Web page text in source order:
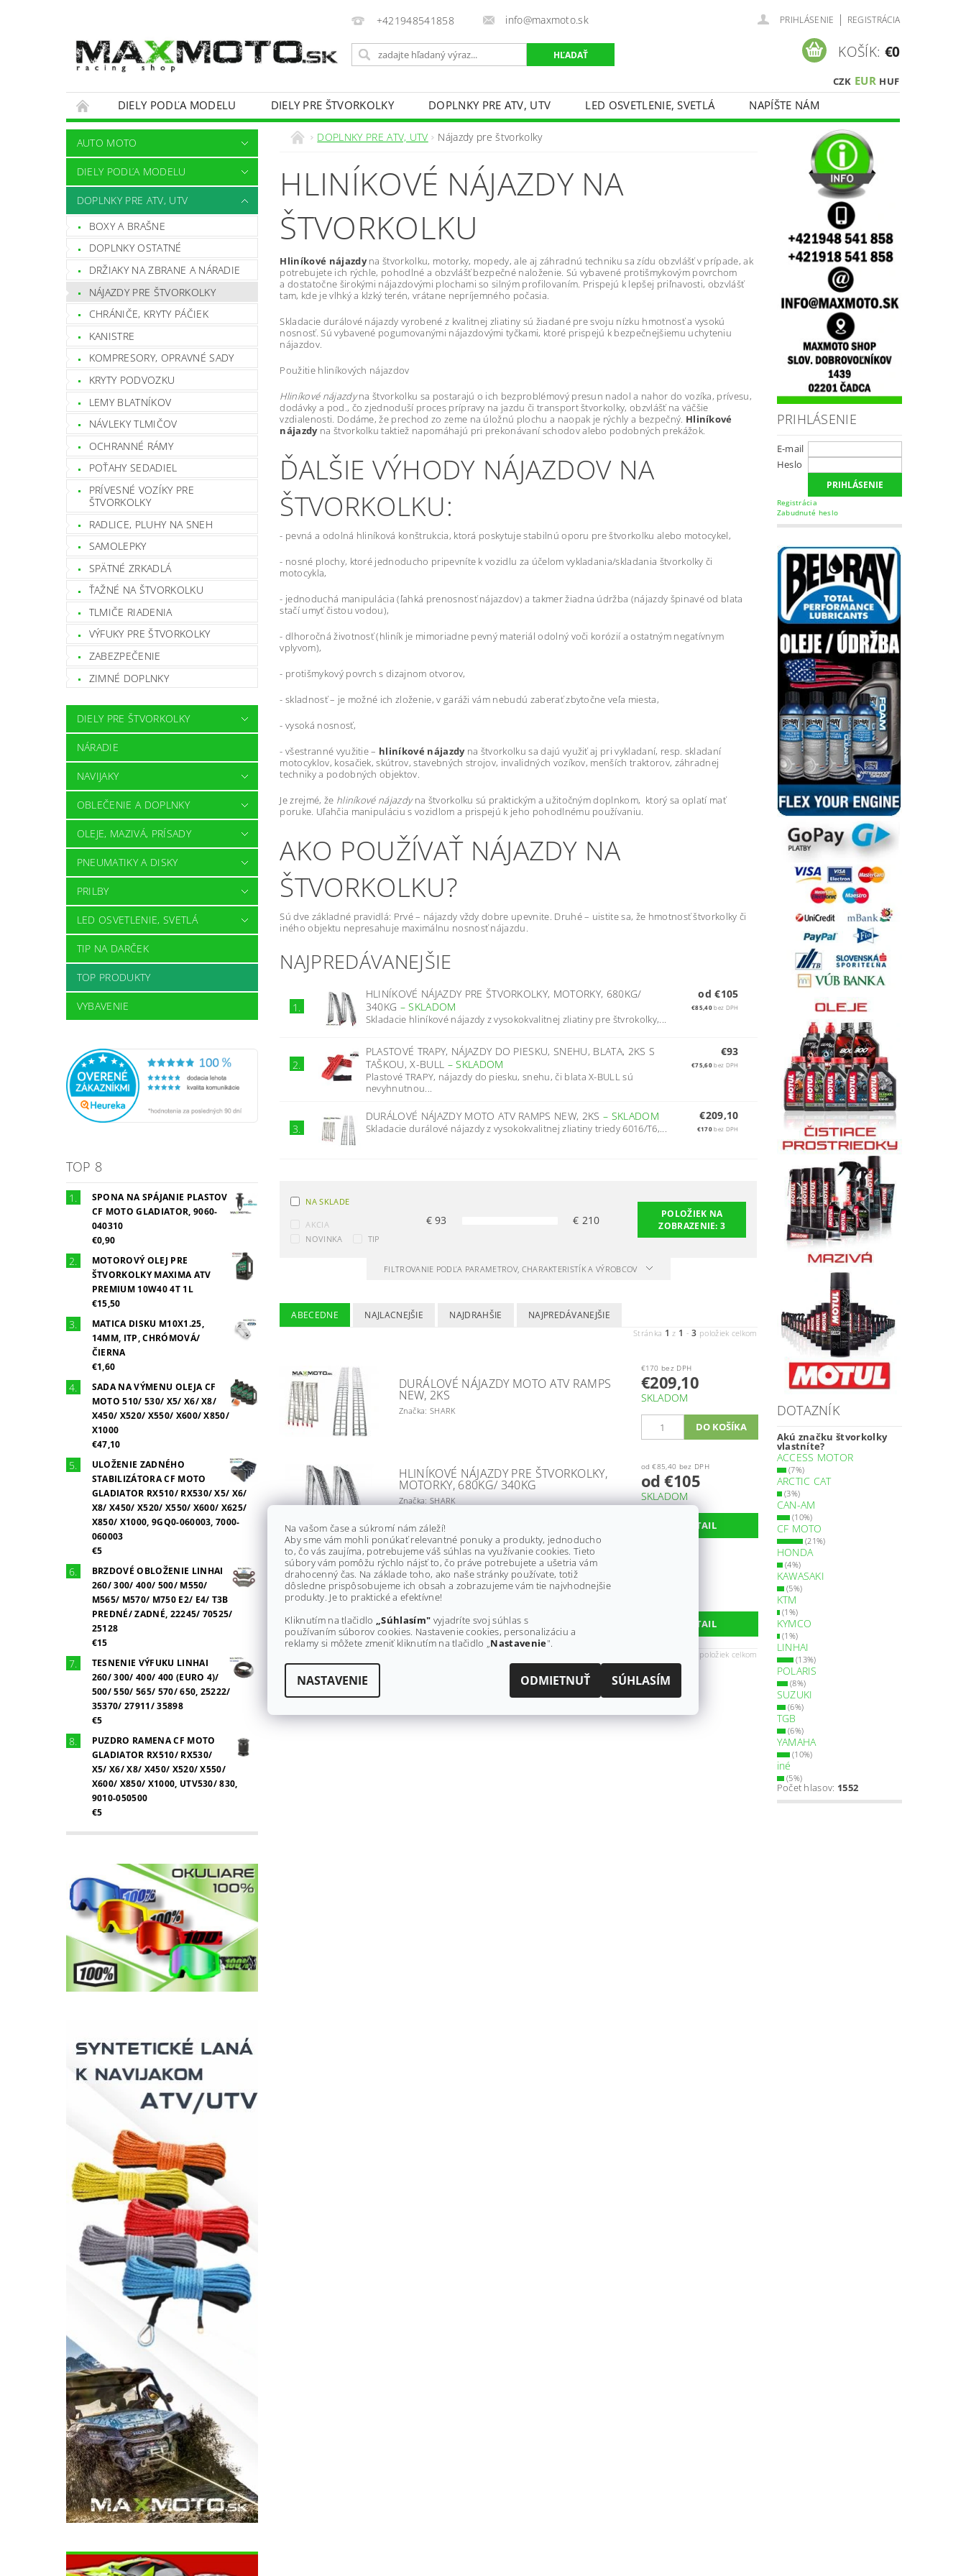
+421948541858 info@maxmoto.sk PRIHLÁSENIE | REGISTRÁCIA
CZK EUR HUF
KOŠÍK: €0
DIELY PODĽA MODELU DIELY PRE ŠTVORKOLKY DOPLNKY PRE ATV, UTV LED OSVETLENIE, SVETLÁ
NAPÍŠTE NÁM
OBCHODNÉ PODMIENKY
KONTAKTY
AUTO MOTO
DIELY PODĽA MODELU
DOPLNKY PRE ATV, UTV
BOXY A BRAŠNE
DOPLNKY OSTATNÉ
DRŽIAKY NA ZBRANE A NÁRADIE
NÁJAZDY PRE ŠTVORKOLKY
CHRÁNIČE, KRYTY PÁČIEK
KANISTRE
KOMPRESORY, OPRAVNÉ SADY
KRYTY PODVOZKU
LEMY BLATNÍKOV
NÁVLEKY TLMIČOV
OCHRANNÉ RÁMY
POŤAHY SEDADIEL
PRÍVESNÉ VOZÍKY PRE
ŠTVORKOLKY
RADLICE, PLUHY NA SNEH
SAMOLEPKY
SPÄTNÉ ZRKADLÁ
ŤAŽNÉ NA ŠTVORKOLKU
TLMIČE RIADENIA
VÝFUKY PRE ŠTVORKOLKY
ZABEZPEČENIE
ZIMNÉ DOPLNKY
DIELY PRE ŠTVORKOLKY
NÁRADIE
NAVIJAKY
OBLEČENIE A DOPLNKY
OLEJE, MAZIVÁ, PRÍSADY
PNEUMATIKY A DISKY
PRILBY
LED OSVETLENIE, SVETLÁ
TIP NA DARČEK
TOP PRODUKTY
VYBAVENIE
TOP 8
SPONA NA SPÁJANIE PLASTOV
CF MOTO GLADIATOR, 9060-
040310
€0,90
MOTOROVÝ OLEJ PRE
ŠTVORKOLKY MAXIMA ATV
PREMIUM 10W40 4T 1L
€15,50
MATICA DISKU M10X1.25,
14MM, ITP, CHRÓMOVÁ/
ČIERNA
€1,60
SADA NA VÝMENU OLEJA CF
MOTO 510/ 530/ X5/ X6/ X8/
X450/ X520/ X550/ X600/ X850/
X1000
€47,10
ULOŽENIE ZADNÉHO
STABILIZÁTORA CF MOTO
GLADIATOR RX510/ RX530/ X5/ X6/
X8/ X450/ X520/ X550/ X600/ X625/
X850/ X1000, 9GQ0-060003, 7000-
060003
€5
BRZDOVÉ OBLOŽENIE LINHAI
260/ 300/ 400/ 500/ M550/
M565/ M570/ M750 E2/ E4/ T3B
PREDNÉ/ ZADNÉ, 22245/ 70525/
25128
€15
TESNENIE VÝFUKU LINHAI
260/ 300/ 400/ 400 (EURO 4)/
500/ 550/ 565/ 570/ 650, 25222/
35370/ 27911/ 35898
€5
PUZDRO RAMENA CF MOTO
GLADIATOR RX510/ RX530/
X5/ X6/ X8/ X450/ X520/ X550/
X600/ X850/ X1000, UTV530/ 830,
9010-050500
€5
DOPLNKY PRE ATV, UTV Nájazdy pre štvorkolky
HLINÍKOVÉ NÁJAZDY NA
ŠTVORKOLKU
Hliníkové nájazdyna štvorkolku, motorky, mopedy, ale aj záhradnú techniku sa zídu obzvlášť v prípade, ak
potrebujete ich rýchle, pohodlné a obzvlášť bezpečné naloženie. Sú vybavené protišmykovým povrchom
a dostatočne širokými nájazdovými plochami so silným profilovaním. Prispejú k lepšej priľnavosti, obzvlášť
tam, kde je vlhký a klzký terén, vrátane nepríjemného počasia.
Skladacie durálové nájazdy vyrobené z kvalitnej zliatiny sú žiadané pre svoju nízku hmotnosť a vysokú
nosnosť. Sú vybavené pogumovanými nájazdovými tyčkami, ktoré prispejú k bezpečnejšiemu uchyteniu
nájazdov.
Použitie hliníkových nájazdov
Hliníkové nájazdyna štvorkolku sa postarajú o ich bezproblémový presun nadol a nahor do vozíka, prívesu,
dodávky a pod., čo zjednoduší proces prípravy na jazdu či transport štvorkolky, obzvlášť na väčšie
vzdialenosti. Dodáme, že prechod zo zeme na úložnú plochu a naopak je rýchly a bezpečný. Hliníkové
nájazdyna štvorkolku taktiež napomáhajú pri prekonávaní schodov alebo podobných prekážok.
ĎALŠIE VÝHODY NÁJAZDOV NA
ŠTVORKOLKU:
- pevná a odolná hliníková konštrukcia, ktorá poskytuje stabilnú oporu pre štvorkolku alebo motocykel,
- nosné plochy, ktoré jednoducho pripevníte k vozidlu za účelom vykladania/skladania štvorkolky či
motocykla,
- jednoduchá manipulácia (ľahká prenosnosť nájazdov) a takmer žiadna údržba (nájazdy špinavé od blata
stačí umyť čistou vodou),
- dlhoročná životnosť (hliník je mimoriadne pevný materiál odolný voči korózií a ostatným negatívnym
vplyvom),
- protišmykový povrch s dizajnom otvorov,
- skladnosť – je možné ich zloženie, v garáži vám nebudú zaberať zbytočne veľa miesta,
- vysoká nosnosť,
- všestranné využitie – hliníkové nájazdyna štvorkolku sa dajú využiť aj pri vykladaní, resp. skladaní
motocyklov, kosačiek, skútrov, stavebných strojov, invalidných vozíkov, menších traktorov, záhradnej
techniky a podobných objektov.
Je zrejmé, že hliníkové nájazdyna štvorkolku sú praktickým a užitočným doplnkom, ktorý sa oplatí mať
poruke. Uľahčia manipuláciu s vozidlom a prispejú k jeho pohodlnému používaniu.
AKO POUŽÍVAŤ NÁJAZDY NA
ŠTVORKOLKU?
Sú dve základné pravidlá: Prvé – nájazdy vždy dobre upevnite. Druhé – uistite sa, že hmotnosť štvorkolky či
iného objektu nepresahuje maximálnu nosnosť nájazdu.
NAJPREDÁVANEJŠIE
1.
HLINÍKOVÉ NÁJAZDY PRE ŠTVORKOLKY, MOTORKY, 680KG/
340KG –SKLADOM
Skladacie hliníkové nájazdy z vysokokvalitnej zliatiny pre štvrokolky,...
od €105
€85,40bez DPH
2.
PLASTOVÉ TRAPY, NÁJAZDY DO PIESKU, SNEHU, BLATA, 2KS S
TAŠKOU, X-BULL –SKLADOM
Plastové TRAPY, nájazdy do piesku, snehu, či blata X-BULL sú
nevyhnutnou...
€93
€75,60bez DPH
3.
DURÁLOVÉ NÁJAZDY MOTO ATV RAMPS NEW, 2KS – SKLADOM
Skladacie durálové nájazdy z vysokokvalitnej zliatiny triedy 6016/T6,...
€209,10
€170bez DPH
NA SKLADE
AKCIA
NOVINKA
TIP
€93 € 210
POLOŽIEK NA
ZOBRAZENIE:3
FILTROVANIE PODĽA PARAMETROV, CHARAKTERISTÍK A VÝROBCOV
ABECEDNE NAJLACNEJŠIE NAJDRAHŠIE NAJPREDÁVANEJŠIE
Stránka 1 z 1 -3 položiek celkom
DURÁLOVÉ NÁJAZDY MOTO ATV RAMPS
NEW, 2KS
Značka: SHARK
€170 bez DPH
€209,10
SKLADOM
HLINÍKOVÉ NÁJAZDY PRE ŠTVORKOLKY,
MOTORKY, 680KG/ 340KG
Značka: SHARK
–10 %
od €85,40 bez DPH
od €105
SKLADOM
DETAIL
PLASTOVÉ TRAPY, NÁJAZDY DO PIESKU,
SNEHU, BLATA, 2KS S TAŠKOU, X-BULL
DETAIL
položiek celkom
PRIHLÁSENIE
E-mail
Heslo
Registrácia
Zabudnuté heslo
DOTAZNÍK
Akú značku štvorkolky
vlastníte?
ACCESS MOTOR
(7%)
ARCTIC CAT
(3%)
CAN-AM
(10%)
CF MOTO
(21%)
HONDA
(4%)
KAWASAKI
(5%)
KTM
(1%)
KYMCO
(1%)
LINHAI
(13%)
POLARIS
(8%)
SUZUKI
(6%)
TGB
(6%)
YAMAHA
(10%)
iné
(5%)
Počet hlasov: 1552
Na vašom čase a súkromí nám záleží!
Aby sme vám mohli ponúkať relevantné ponuky a produkty, jednoducho
to, čo vás zaujíma, potrebujeme váš súhlas na využívanie cookies. Tieto
súbory vám pomôžu rýchlo nájsť to, čo práve potrebujete a ušetria vám
drahocenný čas. Na základe toho, ako naše stránky používate, totiž
dôsledne prispôsobujeme ich obsah a zobrazujeme vám tie najvhodnejšie
produkty. Je to praktické a efektívne!
Kliknutím na tlačidlo „Súhlasím" vyjadríte svoj súhlas s
používaním súborov cookies. Nastavenie cookies, personalizáciu a
reklamy si môžete zmeniť kliknutím na tlačidlo „Nastavenie".
NASTAVENIE ODMIETNUŤ SÚHLASÍM